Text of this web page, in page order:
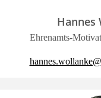
Hannes
Ehrenamts-